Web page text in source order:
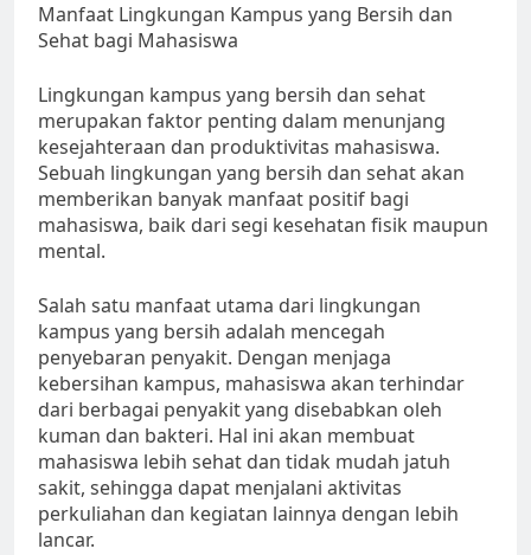
Manfaat Lingkungan Kampus yang Bersih dan
Sehat bagi Mahasiswa
Lingkungan kampus yang bersih dan sehat
merupakan faktor penting dalam menunjang
kesejahteraan dan produktivitas mahasiswa.
Sebuah lingkungan yang bersih dan sehat akan
memberikan banyak manfaat positif bagi
mahasiswa, baik dari segi kesehatan fisik maupun
mental.
Salah satu manfaat utama dari lingkungan
kampus yang bersih adalah mencegah
penyebaran penyakit. Dengan menjaga
kebersihan kampus, mahasiswa akan terhindar
dari berbagai penyakit yang disebabkan oleh
kuman dan bakteri. Hal ini akan membuat
mahasiswa lebih sehat dan tidak mudah jatuh
sakit, sehingga dapat menjalani aktivitas
perkuliahan dan kegiatan lainnya dengan lebih
lancar.